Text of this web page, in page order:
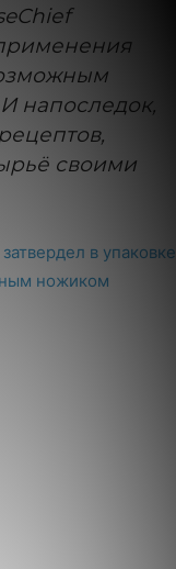
напоследок,
своими